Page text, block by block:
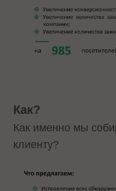
Как?
Как именно мы
клиенту?